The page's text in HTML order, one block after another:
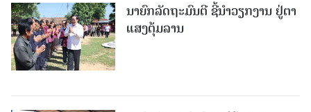
ນາຍົກລັດຖະມົນຕີ ຊີ້ນຳວຽກງານ ຢູ່ຕາ
ແສງຕຸ້ມລານ